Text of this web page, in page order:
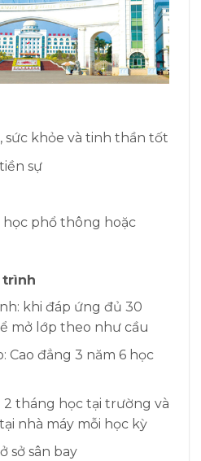
sức khỏe và tinh thần tốt
sự
phổ thông hoặc
trình
khi đáp ứng đủ 30
mở lớp theo như cầu
Cao đẳng 3 năm 6 học
2 tháng học tại trường và
nhà máy mỗi học kỳ
sở sân bay